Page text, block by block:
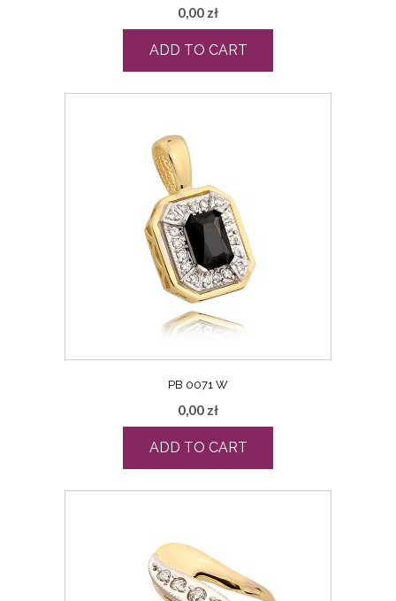
0,00 zł
ADD TO CART
PB 0071 W
0,00 zł
ADD TO CART